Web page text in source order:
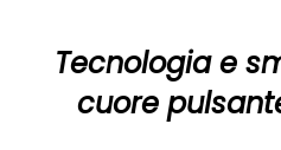
Tecnologia e
cuore